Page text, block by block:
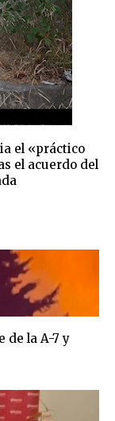
el «práctico
el acuerdo del
de la A-7 y